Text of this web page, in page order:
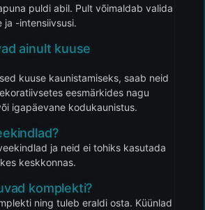
puldi abil. Pult võimaldab valida
ja -intensiivsusi.
ainult kuuse
kuuse kaunistamiseks, saab neid
eesmärkides nagu
igapäevane kodukaunistus.
ja neid ei tohiks kasutada
keskkonnas.
komplekti?
ning tuleb eraldi osta. Küünlad